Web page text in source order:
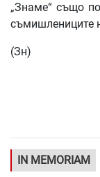
„Знаме“ също
съмишлениците
(Зн)
IN MEMORIAM